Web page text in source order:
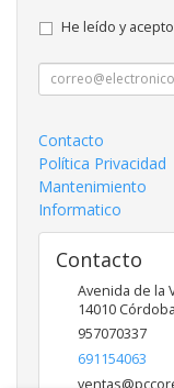
He leído y
Contacto
Política Privacidad
Mantenimiento
Informatico
Contacto
Avenida de la
14010 Córdoba
957070337
691154063